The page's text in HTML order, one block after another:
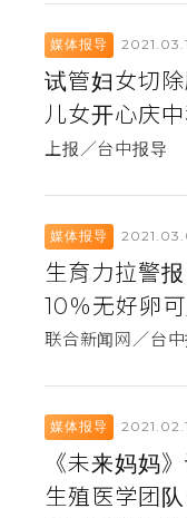
媒体报导
试管妇女切
儿女开心庆
上报／台中报导
媒体报导
生育力拉警
10％无好卵
联合新闻网／台
媒体报导
《未来妈妈
生殖医学团